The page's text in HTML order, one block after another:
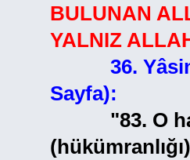
BULUNAN
YALNIZ
36.
Sayfa):
"83. O